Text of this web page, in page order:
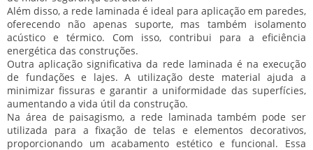
Além disso, a rede laminada é ideal para aplicação em paredes,
oferecendo não apenas suporte, mas também isolamento
acústico e térmico. Com isso, contribui para a eficiência
energética das construções.
Outra aplicação significativa da rede laminada é na execução
de fundações e lajes. A utilização deste material ajuda a
minimizar fissuras e garantir a uniformidade das superfícies,
aumentando a vida útil da construção.
Na área de paisagismo, a rede laminada também pode ser
utilizada para a fixação de telas e elementos decorativos,
proporcionando umacabamento estético efuncional. Essa